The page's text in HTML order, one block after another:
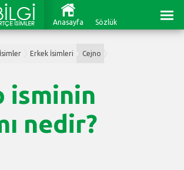
Anasayfa Sözlük
Erkek İsimleri Cejno
isminin
nedir?